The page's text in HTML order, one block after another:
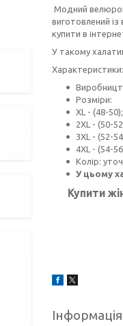
Модний
виготовлений
купити в
У такому
Характеристики
Розміри:
XL - (48-50);
2XL - (50-
3XL - (52-
4XL - (54-
Колір:
У цьому
Купити